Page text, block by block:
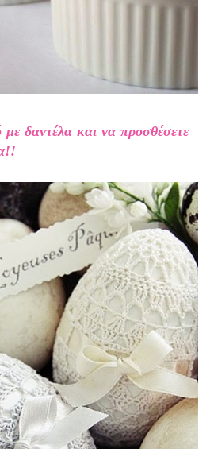
με δαντέλα και να προσθέσετε